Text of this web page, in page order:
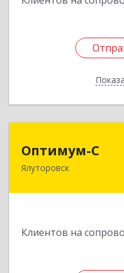
Оптимум-С
Ялуторовск
Клиентов на